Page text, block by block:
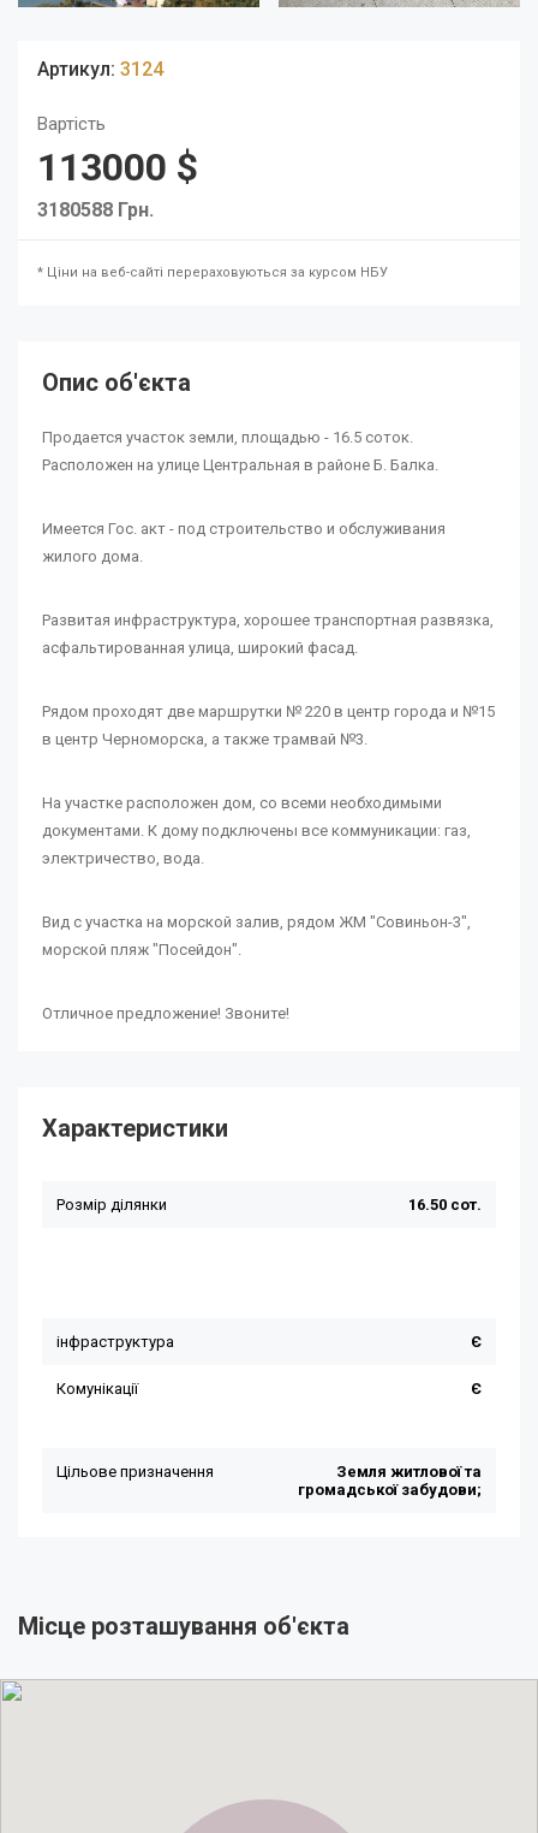
Артикул: 3124
Вартість
113000 $
3180588 Грн.
* Ціни на веб-сайті перераховуються за курсом НБУ
Опис об'єкта
Продается участок земли, площадью - 16.5 соток.
Расположен на улице Центральная в районе Б. Балка.
Имеется Гос. акт - под строительство и обслуживания
жилого дома.
Развитая инфраструктура, хорошее транспортная развязка,
асфальтированная улица, широкий фасад.
Рядом проходят две маршрутки № 220 в центр города и №15
в центр Черноморска, а также трамвай №3.
На участке расположен дом, со всеми необходимыми
документами. К дому подключены все коммуникации: газ,
электричество, вода.
Вид с участка на морской залив, рядом ЖМ "Совиньон-3",
морской пляж "Посейдон".
Отличное предложение! Звоните!
Характеристики
Місце розташування об'єкта